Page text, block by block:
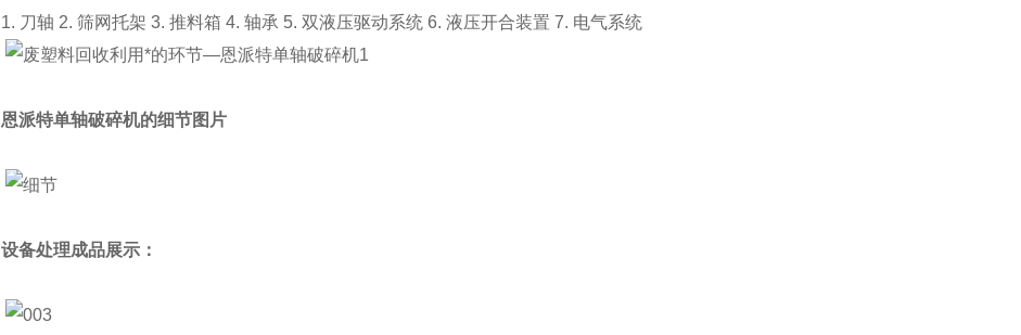
1. 刀轴 2. 筛网托架 3. 推料箱 4. 轴承 5. 双液压驱动系统 6. 液压开合装置 7. 电气系统
恩派特单轴破碎机的细节图片
设备处理成品展示：